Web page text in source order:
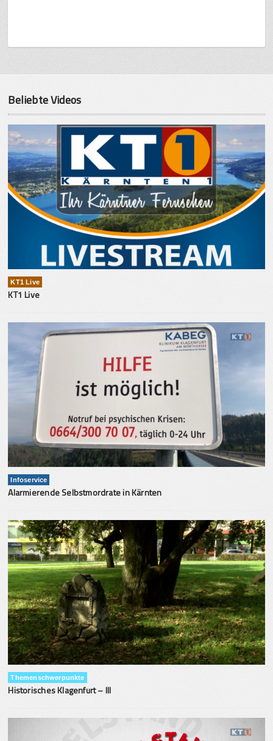
Beliebte Videos
KT1 Live
KT1 Live
Infoservice
Alarmierende Selbstmordrate in Kärnten
Themenschwerpunkte
Historisches Klagenfurt – III